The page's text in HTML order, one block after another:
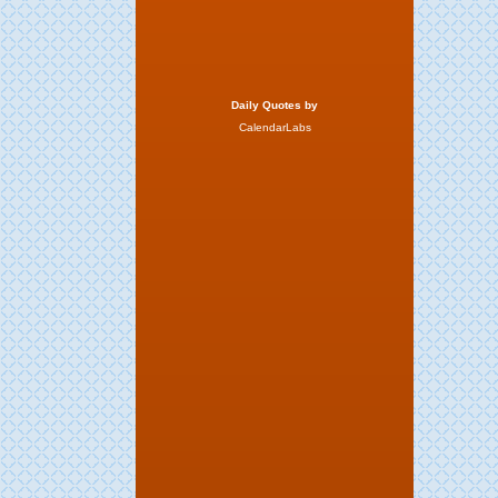
Daily Quotes by
CalendarLabs